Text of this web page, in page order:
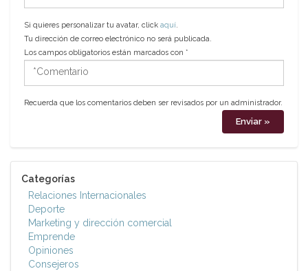
Si quieres personalizar tu avatar, click aquí.
Tu dirección de correo electrónico no será publicada.
Los campos obligatorios están marcados con *
*Comentario
Recuerda que los comentarios deben ser revisados por un administrador.
Categorías
Relaciones Internacionales
Deporte
Marketing y dirección comercial
Emprende
Opiniones
Consejeros